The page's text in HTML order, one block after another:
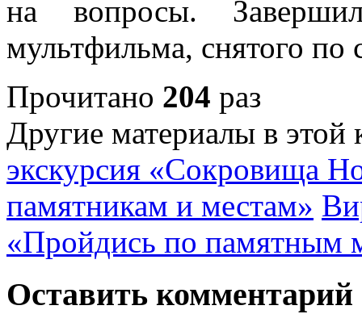
на вопросы.
мультфильма, снятого
Прочитано 204 раз
Другие материалы в этой
экскурсия «Сокровища
памятникам и местам»
«Пройдись по памятным
Оставить комментарий